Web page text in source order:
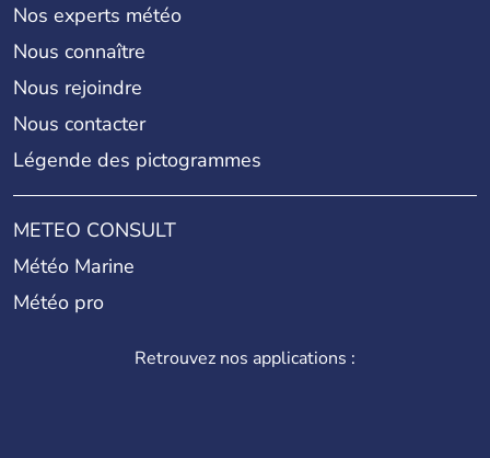
Nos experts météo
Nous connaître
Nous rejoindre
Nous contacter
Légende des pictogrammes
METEO CONSULT
Météo Marine
Météo pro
Retrouvez nos applications :